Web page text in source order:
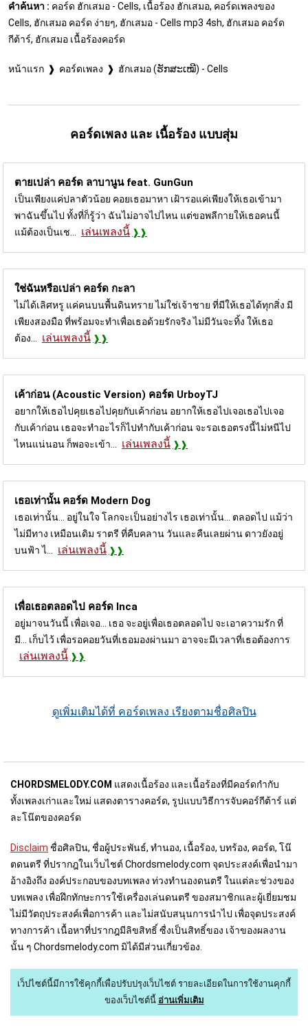
คำค้นหา : คอร์ด ฮักเสมอ - Cells, เนื้อร้อง ฮักเสมอ, คอร์ดเพลงของ
Cells, ฮักเสมอ คอร์ด ง่ายๆ, ฮักเสมอ - Cells mp3 4sh, ฮักเสมอ คอร์ด
กีต้าร์, ฮักเสมอ เนื้อร้องคอร์ด
หน้าแรก คอร์ดเพลง ฮักเสมอ (ຮັກສະເໝີ) - Cells
คอร์ดเพลง และ เนื้อร้อง แบบสุ่ม
ตายเปล่า คอร์ด ลาบานูน feat. GunGun
เป็นเพียงแค่ปลาตัวน้อย คอยเธอมาหา เฝ้ารอแค่เพียงให้เธอเข้ามา
พาฉันขึ้นไป ทั้งที่ก็รู้ว่า ฉันไม่อาจไปไหน แต่ขอพลีกายให้เธอคนนี้
แม้ต้องเป็นเช... เล่นเพลงนี้
ใช่ฉันหรือเปล่า คอร์ด กะลา
ไม่ได้เลิศหรู แค่คนบนพื้นดินทราย ไม่ใช่เจ้าชาย ที่มีให้เธอได้ทุกสิ่ง มี
เพียงสองมือ ที่พร้อมจะทำเพื่อเธอด้วยรักจริง ไม่มีวันจะทิ้ง ให้เธอ
ต้อง... เล่นเพลงนี้
เค้าก่อน (Acoustic Version) คอร์ด UrboyTJ
อยากให้เธอไปคุยเธอไปคุยกับเค้าก่อน อยากให้เธอไปเจอเธอไปเจอ
กับเค้าก่อน เธอจะทำอะไรก็ไปทำกับเค้าก่อน จะรอเธอตรงนี้ไม่หนีไป
ไหนแน่นอน ก็พอจะเข้า... เล่นเพลงนี้
เธอเท่านั้น คอร์ด Modern Dog
เธอเท่านั้น... อยู่ในใจ โลกจะเป็นอย่างไร เธอเท่านั้น... ตลอดไป แม้ว่า
ไม่มีทาง เหมือนเดิม ราตรี ที่คืบคลาน วันและคืนเลยผ่าน ดาวยังอยู่
บนฟ้า ไ... เล่นเพลงนี้
เพื่อเธอตลอดไป คอร์ด Inca
อยู่มาจนวันนี้ เพื่อเจอ... เธอ จะอยู่เพื่อเธอตลอดไป จะเอาความรัก ที่
มี... เก็บไว้ เพื่อรอคอยวันที่เธอมองผ่านมา อาจจะมีเวลาที่เธอต้องการ
เล่นเพลงนี้
ดูเพิ่มเติมได้ที่ คอร์ดเพลง เรียงตามชื่อศิลปิน
CHORDSMELODY.COM แสดงเนื้อร้อง และเนื้อร้องที่มีคอร์ดกำกับ
ทั้งเพลงเก่าและใหม่ แสดงตารางคอร์ด, รูปแบบวิธีการจับคอร์กีต้าร์ แต่
ละโน๊ตของคอร์ด
Disclaim ชื่อศิลปิน, ชื่อผู้ประพันธ์, ทำนอง, เนื้อร้อง, บทร้อง, คอร์ด, โน๊
ตดนตรี ที่ปรากฎในเว็บไชต์ Chordsmelody.com จุดประสงค์เพื่อนำมา
อ้างอิงถึง องค์ประกอบของบทเพลง ท่วงทำนองดนตรี ในแต่ละช่วงของ
บทเพลง เพื่อฝึกทักษะการใช้เครื่องเล่นดนตรี ของสมาชิกและผู้เยี่ยมชม
ไม่มีวัตถุประสงค์เพื่อการค้า และไม่สนับสนุนการนำไป เพื่อจุดประสงค์
ทางการค้า เนื้อหาที่ปรากฎมีลิขสิทธิ์ ซื่งเป็นสิทธิ์ของ เจ้าของผลงาน
นั้น ๆ Chordsmelody.com มิได้มีส่วนเกี่ยวข้อง.
เว็ปไซต์นี้มีการใช้คุกกี้เพื่อปรับปรุงเว็บไซต์ รายละเอียดในการใช้งานคุกกี้
ของเว็บไซต์นี้ อ่านเพิ่มเติม